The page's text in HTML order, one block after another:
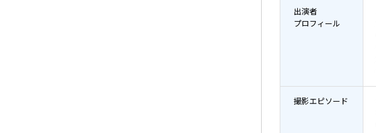
出演者
プロフィール
撮影エピソード